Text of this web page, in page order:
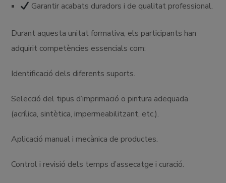
Garantir acabats duradors i de qualitat professional.
Durant aquesta unitat formativa, els participants han
adquirit competències essencials com:
Identificació dels diferents suports.
Selecció del tipus d’imprimació o pintura adequada
(acrílica, sintètica, impermeabilitzant, etc.).
Aplicació manual i mecànica de productes.
Control i revisió dels temps d’assecatge i curació.